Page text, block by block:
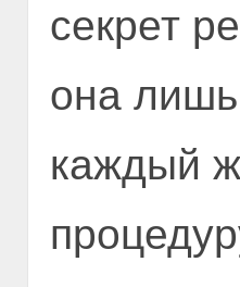
секрет
она лишь
каждый